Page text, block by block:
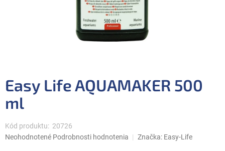
Easy Life AQUAMAKER 500
ml
Kód produktu: 20726
Priemerné
Neohodnotené Podrobnosti hodnotenia Značka: Easy-Life